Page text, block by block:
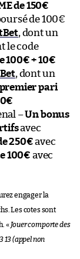
de 150€
de 100€
, dont un
le code
100€ + 10€
, dont un
pari
–Un bonus
avec
250€avec
100€ avec
engager la
Les cotes sont
« Jouer comporte des
13 (appel non